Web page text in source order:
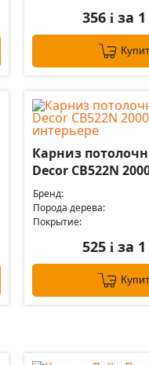
356 iза
Карниз
Decor CB522N
Бренд:
Порода дерева:
Покрытие:
525 iза